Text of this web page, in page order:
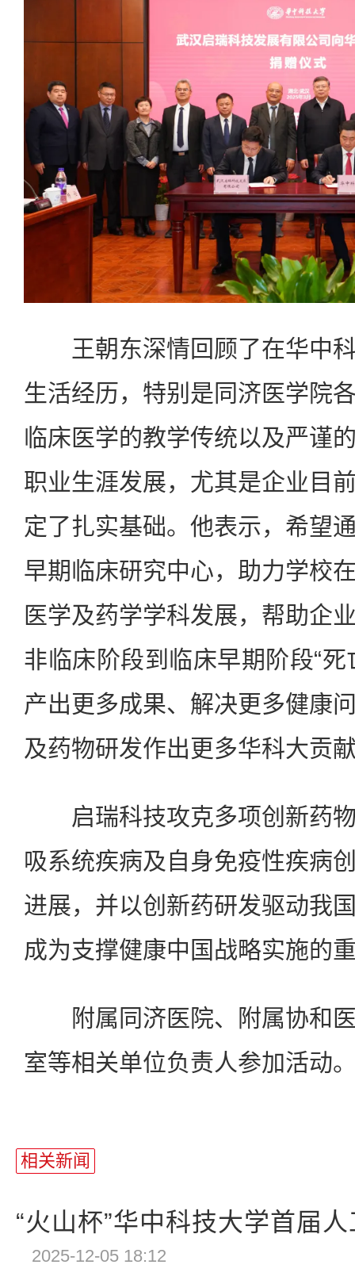
王朝东深情回顾了在华中科
生活经历，特别是同济医学院
临床医学的教学传统以及严谨
职业生涯发展，尤其是企业目
定了扎实基础。他表示，希望
早期临床研究中心，助力学校
医学及药学学科发展，帮助企
非临床阶段到临床早期阶段“
产出更多成果、解决更多健康
及药物研发作出更多华科大贡
启瑞科技攻克多项创新药物
吸系统疾病及自身免疫性疾病
进展，并以创新药研发驱动我
成为支撑健康中国战略实施的
附属同济医院、附属协和医
室等相关单位负责人参加活动
相关新闻
“火山杯”华中科技大学首届
2025-12-05 18:12